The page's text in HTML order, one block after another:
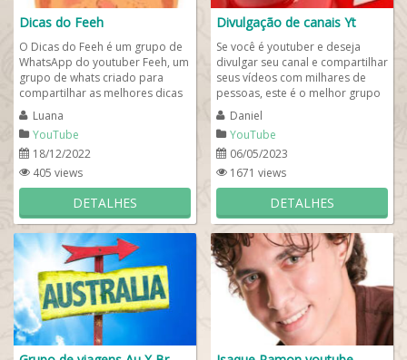
Dicas do Feeh
O Dicas do Feeh é um grupo de
WhatsApp do youtuber Feeh, um
grupo de whats criado para
compartilhar as melhores dicas
e instruções para facilitar o seu
dia a...
Luana
YouTube
18/12/2022
405 views
DETALHES
Divulgação de canais Yt
Se você é youtuber e deseja
divulgar seu canal e compartilhar
seus vídeos com milhares de
pessoas, este é o melhor grupo
de WhatsApp para youtubers
do...
Daniel
YouTube
06/05/2023
1671 views
DETALHES